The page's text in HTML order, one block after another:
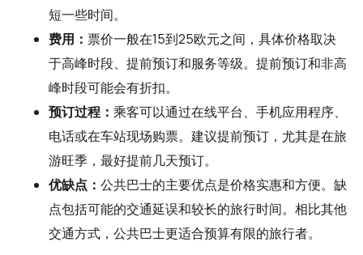
短一些时间。
费用： 票价一般在15到25欧元之间，具体价格取决
于高峰时段、提前预订和服务等级。提前预订和非高
峰时段可能会有折扣。
预订过程： 乘客可以通过在线平台、手机应用程序、
电话或在车站现场购票。建议提前预订，尤其是在旅
游旺季，最好提前几天预订。
优缺点： 公共巴士的主要优点是价格实惠和方便。缺
点包括可能的交通延误和较长的旅行时间。相比其他
交通方式，公共巴士更适合预算有限的旅行者。